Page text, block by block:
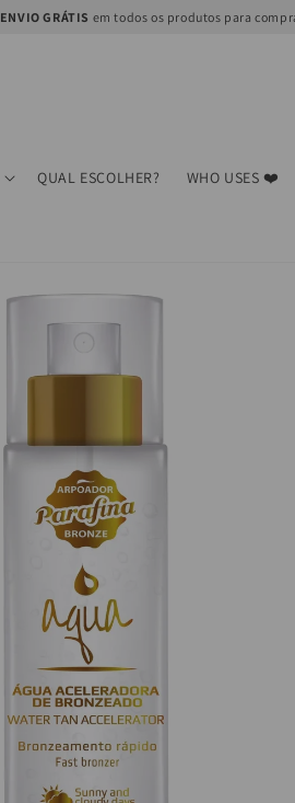
ENVIO GRÁTIS em todos os produtos para
QUAL ESCOLHER? WHO USES ❤️